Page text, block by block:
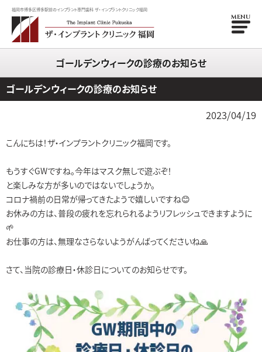
福岡市博多区博多駅前のインプラント専門歯科 ザ・インプラントクリニック福岡
MENU
ゴールデンウィークの診療のお知らせ
ゴールデンウィークの診療のお知らせ
2023/04/19
こんにちは！ザ・インプラントクリニック福岡です。
もうすぐGWですね。今年はマスク無しで遊ぶぞ！
と楽しみな方が多いのではないでしょうか。
コロナ禍前の日常が帰ってきたようで嬉しいですね😊
お休みの方は、普段の疲れを忘れられるようリフレッシュできますように
🌱
お仕事の方は、無理なさらないようがんばってくださいね🙏
さて、当院の診療日・休診日についてのお知らせです。